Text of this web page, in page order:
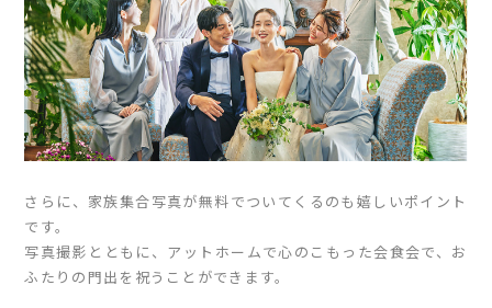
さらに、家族集合写真が無料でついてくるのも嬉しいポイント
です。
写真撮影とともに、アットホームで心のこもった会食会で、お
ふたりの門出を祝うことができます。